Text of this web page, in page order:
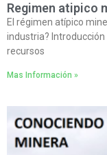
Regimen atipico
El régimen atípico
industria? Introducción
recursos
Mas Información »